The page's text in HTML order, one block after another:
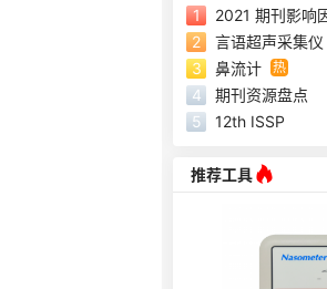
1 2021 期刊影响
2 言语超声采集仪
3 鼻流计 热
4
期刊资源盘点
5
12th ISSP
推荐工具